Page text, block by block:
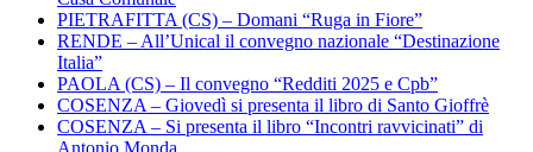
PIETRAFITTA (CS) – Domani “Ruga in Fiore”
RENDE – All’Unical il convegno nazionale “Destinazione
Italia”
PAOLA (CS) – Il convegno “Redditi 2025 e Cpb”
COSENZA – Giovedì si presenta il libro di Santo Gioffrè
COSENZA – Si presenta il libro “Incontri ravvicinati” di